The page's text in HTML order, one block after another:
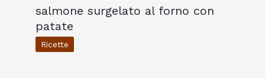
salmone surgelato al forno con
patate
Ricette